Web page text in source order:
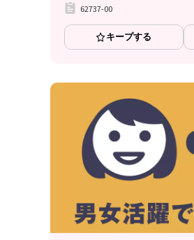
62737-00
キープする